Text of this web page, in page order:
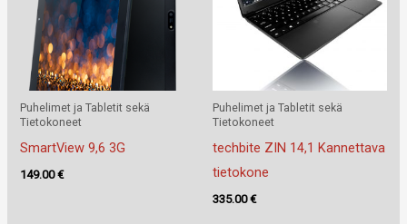
Puhelimet ja Tabletit sekä
Tietokoneet
SmartView 9,6 3G
149.00€
Puhelimet ja Tabletit sekä
Tietokoneet
techbite ZIN 14,1 Kannettava
tietokone
335.00€